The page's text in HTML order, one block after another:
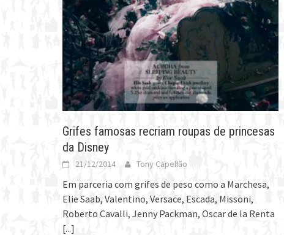
Grifes famosas recriam roupas de princesas
da Disney
21/12/2014 Tony Capellão
Em parceria com grifes de peso como a Marchesa,
Elie Saab, Valentino, Versace, Escada, Missoni,
Roberto Cavalli, Jenny Packman, Oscar de la Renta
[...]